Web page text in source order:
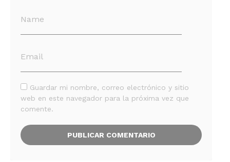
Guardar mi nombre, correo electrónico y sitio
web en este navegador para la próxima vez que
comente.